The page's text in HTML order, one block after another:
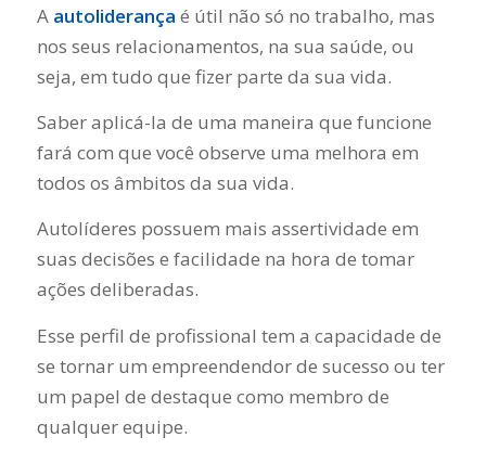
A autoliderança é útil não só no trabalho, mas
nos seus relacionamentos, na sua saúde, ou
seja, em tudo que fizer parte da sua vida.
Saber aplicá-la de uma maneira que funcione
fará com que você observe uma melhora em
todos os âmbitos da sua vida.
Autolíderes possuem mais assertividade em
suas decisões e facilidade na hora de tomar
ações deliberadas.
Esse perfil de profissional tem a capacidade de
se tornar um empreendendor de sucesso ou ter
um papel de destaque como membro de
qualquer equipe.